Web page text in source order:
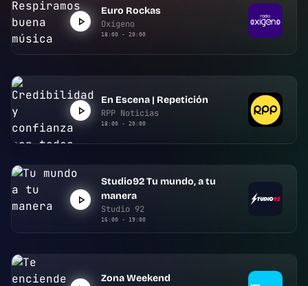
Euro Rockas
Oxígeno
18:00 - 20:00
En Escena | Repetición
RPP Noticias
18:00 - 20:00
Studio92 Tu mundo, a tu
manera
Studio 92
16:00 - 19:00
Zona Weekend